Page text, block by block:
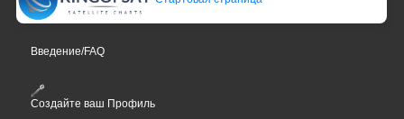
Введение/FAQ
Создайте ваш Профиль